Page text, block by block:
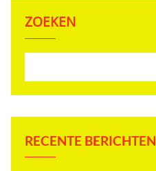
ZOEKEN
RECENTE BERICHTEN